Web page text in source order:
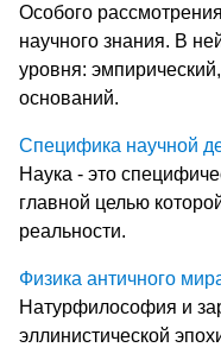
Особого
научного знания. В
уровня:
оснований.
Специфика научной
Наука - это
главной целью
реальности.
Физика античного
Натурфилософия и
эллинистической